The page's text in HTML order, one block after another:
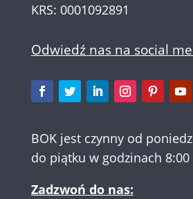
KRS: 0001092891
Odwiedź nas na social
BOK jest czynny od
do piątku w godzinach 8:00
Zadzwoń do nas: